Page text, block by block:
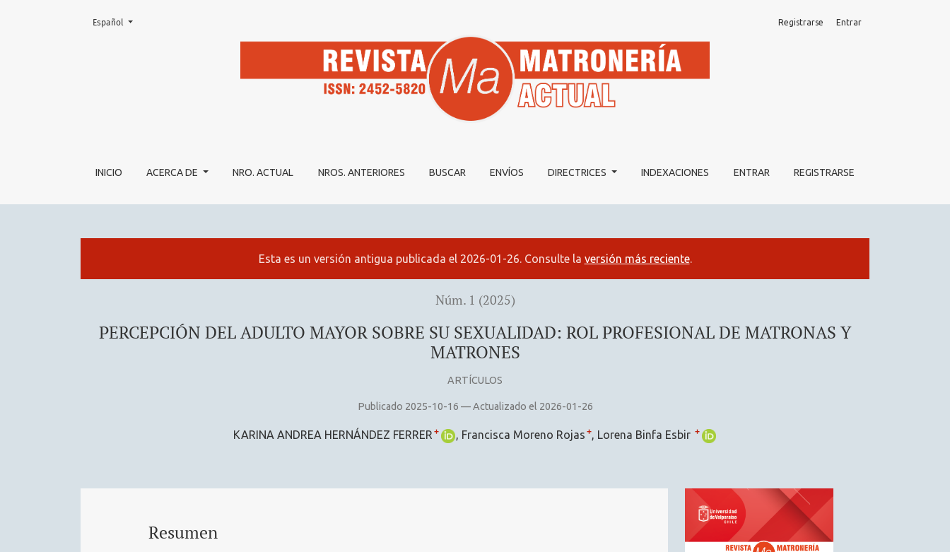
PERCEPCIÓN DEL ADULTO MAYOR SOBRE SU SEXUALIDAD: ROL PROFESIONAL DE MATRONAS Y MATRONES
INICIO ACERCA DE NRO. ACTUAL NROS. ANTERIORES BUSCAR ENVÍOS DIRECTRICES INDEXACIONES ENTRAR REGISTRARSE
Registrarse Entrar
Cambiar el idioma. El actual es:
Español
Esta es un versión antigua publicada el 2026-01-26. Consulte la versión más reciente.
Núm. 1 (2025)
PERCEPCIÓN DEL ADULTO MAYOR SOBRE SU SEXUALIDAD: ROL PROFESIONAL DE MATRONAS Y
MATRONES
ARTÍCULOS
Publicado 2025-10-16 — Actualizado el 2026-01-26
KARINA ANDREA HERNÁNDEZ FERRER + Francisca Moreno Rojas + Lorena Binfa Esbir +
Resumen